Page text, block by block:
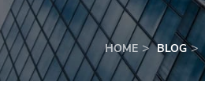
HOME BLOG